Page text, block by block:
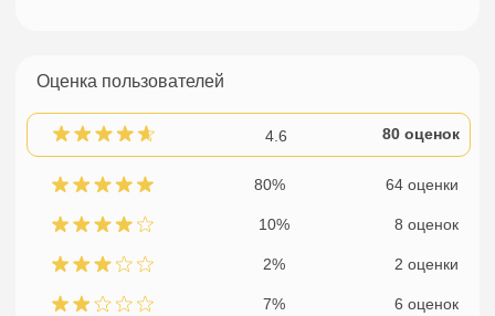
Оценка пользователей
4.6 80 оценок
80% 64 оценки
10% 8 оценок
2% 2 оценки
7% 6 оценок